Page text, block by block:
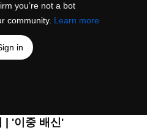
you’re not a bot
community. Learn more
in
| '이중 배신'